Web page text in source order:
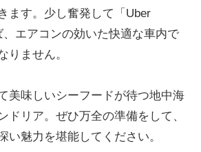
ます。少し奮発して「Uber
エアコンの効いた快適な車内で
りません。
美味しいシーフードが待つ地中海
ドリア。ぜひ万全の準備をして、
い魅力を堪能してください。